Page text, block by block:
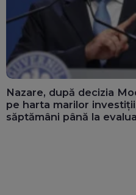
Nazare, după decizia
pe harta marilor
săptămâni până la